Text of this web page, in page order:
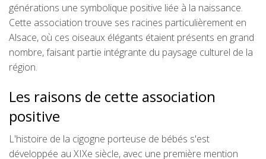
générations une symbolique positive liée à la naissance.
Cette association trouve ses racines particulièrement en
Alsace, où ces oiseaux élégants étaient présents en grand
nombre, faisant partie intégrante du paysage culturel de la
région.
Les raisons de cette association
positive
L'histoire de la cigogne porteuse de bébés s'est
développée au XIXe siècle, avec une première mention